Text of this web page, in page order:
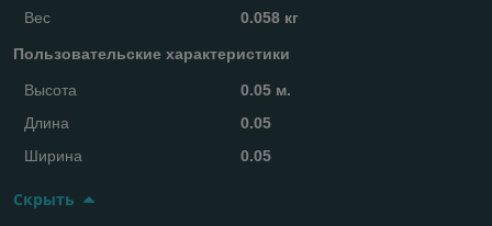
Вес
0.058 кг
Пользовательские характеристики
Высота
0.05 м.
Длина
0.05
Ширина
0.05
Скрыть